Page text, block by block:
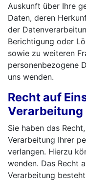
Auskunft über Ihre
Daten, deren
der
Berichtigung oder
sowie zu weiteren
personenbezogene
uns wenden.
Recht auf
Verarbeitung
Sie haben das
Verarbeitung Ihrer
verlangen. Hierzu
wenden. Das Recht
Verarbeitung